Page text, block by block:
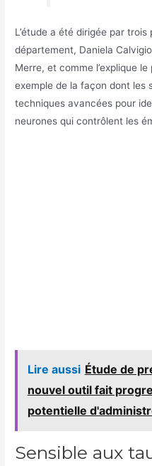
L’étude a été dirigée par
département, Daniela
Merre, et comme l’explique
exemple de la façon dont les
techniques avancées pour
neurones qui contrôlent les
Lire aussi Étude de
nouvel outil fait
potentielle
Sensible aux